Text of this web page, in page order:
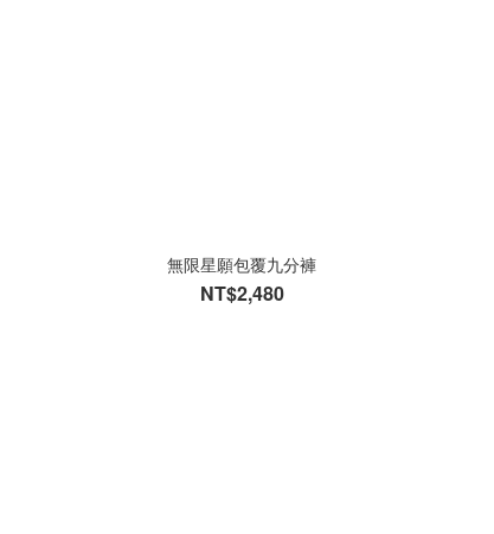
無限星願包覆九分褲
NT$2,480